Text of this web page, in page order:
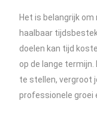
Het is belangrijk
haalbaar
doelen kan tijd
op de lange
te stellen, vergroot
professionele groei